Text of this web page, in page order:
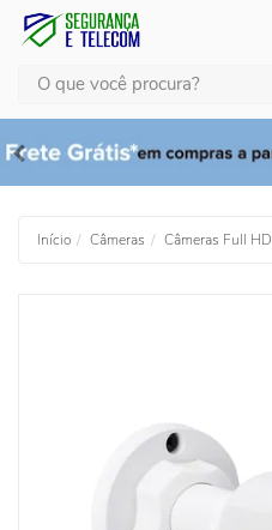
Busca
Início Câmeras Câmeras Full HD